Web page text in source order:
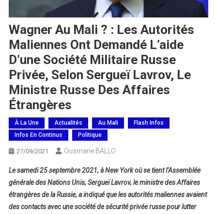
Wagner Au Mali ? : Les Autorités
Maliennes Ont Demandé L’aide
D’une Société Militaire Russe
Privée, Selon Sergueï Lavrov, Le
Ministre Russe Des Affaires
Étrangères
À La Une Actualités Au Mali
Flash Infos
Infos En Continus
Politique
27/09/2021 Ousmane BALLO
Le samedi 25 septembre 2021, à New York où se tient l’Assemblée
générale des Nations Unis, Sergueï Lavrov, le ministre des Affaires
étrangères de la Russie, a indiqué que les autorités maliennes avaient
des contacts avec une société de sécurité privée russe pour lutter